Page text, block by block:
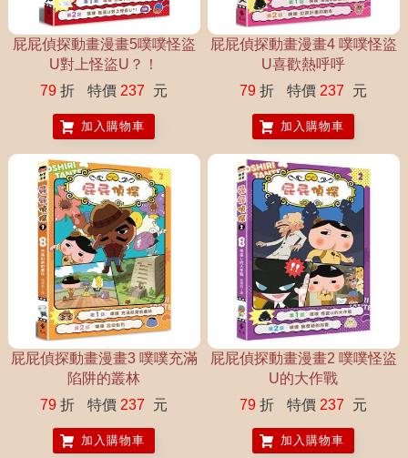
屁屁偵探動畫漫畫5噗噗怪盜
U對上怪盜U？！
79 折 特價 237 元
加入購物車
屁屁偵探動畫漫畫4 噗噗怪盜
U喜歡熱呼呼
79 折 特價 237 元
加入購物車
屁屁偵探動畫漫畫3 噗噗充滿
陷阱的叢林
79 折 特價 237 元
加入購物車
屁屁偵探動畫漫畫2 噗噗怪盜
U的大作戰
79 折 特價 237 元
加入購物車